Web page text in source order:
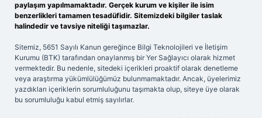
paylaşım yapılmamaktadır. Gerçek kurum ve kişiler ile isim
benzerlikleri tamamen tesadüfidir. Sitemizdeki bilgiler taslak
halindedir ve tavsiye niteliği taşımazlar.
Sitemiz, 5651 Sayılı Kanun gereğince Bilgi Teknolojileri ve İletişim
Kurumu (BTK) tarafından onaylanmış bir Yer Sağlayıcı olarak hizmet
vermektedir. Bu nedenle, sitedeki içerikleri proaktif olarak denetleme
veya araştırma yükümlülüğümüz bulunmamaktadır. Ancak, üyelerimiz
yazdıkları içeriklerin sorumluluğunu taşımakta olup, siteye üye olarak
bu sorumluluğu kabul etmiş sayılırlar.